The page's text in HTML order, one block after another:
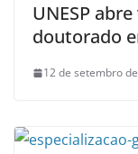
UNESP
doutorado
12 de setembro